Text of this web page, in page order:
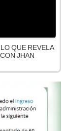
QUE REVELA
JHAN